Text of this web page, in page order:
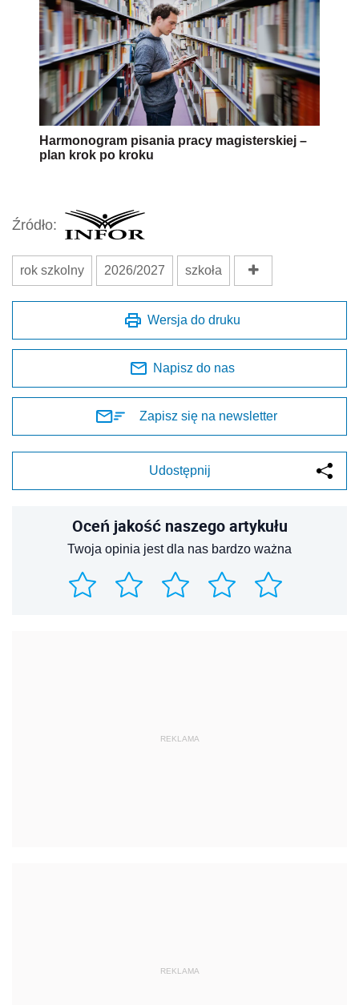
Harmonogram pisania pracy magisterskiej –
plan krok po kroku
Źródło:
rok szkolny 2026/2027 szkoła
Wersja do druku
Napisz do nas
Zapisz się na newsletter
Udostępnij
Oceń jakość naszego artykułu
Twoja opinia jest dla nas bardzo ważna
REKLAMA
REKLAMA